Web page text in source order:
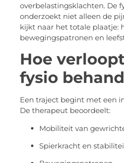
overbelastingsklachten. De
onderzoekt niet alleen de
kijkt naar het totale plaatje:
bewegingspatronen en
Hoe
fysio
Een traject begint met een
De therapeut beoordeelt:
Mobiliteit van
Spierkracht en